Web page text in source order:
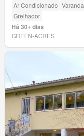
Ar Condicionado Varanda
Grelhador
Há 30+ dias
GREEN-ACRES